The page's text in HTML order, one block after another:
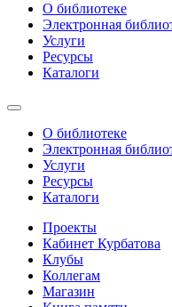
О библиотеке
Электронная
Услуги
Ресурсы
Каталоги
О библиотеке
Электронная
Услуги
Ресурсы
Каталоги
Проекты
Кабинет Курбатова
Клубы
Коллегам
Магазин